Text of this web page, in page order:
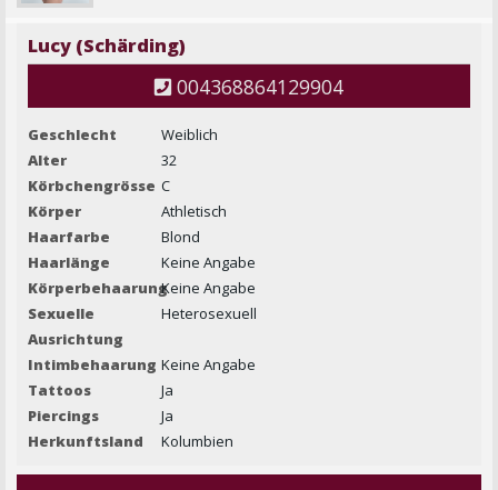
Lucy (Schärding)
004368864129904
Geschlecht
Weiblich
Alter
32
Körbchengrösse C
Körper
Athletisch
Haarfarbe
Blond
Haarlänge
Keine Angabe
KörperbehaarungKeine Angabe
Sexuelle
Ausrichtung
Heterosexuell
Intimbehaarung Keine Angabe
Tattoos
Ja
Piercings
Ja
Herkunftsland
Kolumbien